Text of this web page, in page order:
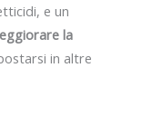
e un
la
in altre